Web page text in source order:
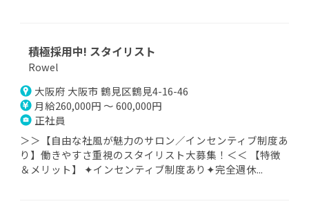
積極採用中! スタイリスト
Rowel
大阪府 大阪市 鶴見区鶴見4-16-46
月給260,000円 ～ 600,000円
正社員
＞＞【自由な社風が魅力のサロン／インセンティブ制度あ
り】働きやすさ重視のスタイリスト大募集！＜＜ 【特徴
＆メリット】 ✦インセンティブ制度あり✦完全週休...